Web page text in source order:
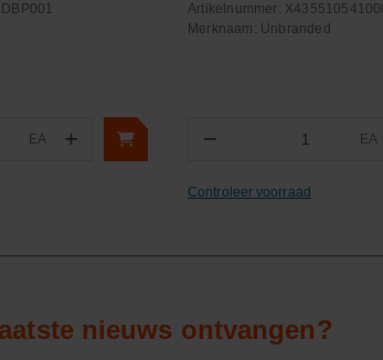
EA +
Artikelnummer:
Merknaam: Unbranded
− EA
Controleer voorraad
nieuws ontvangen?